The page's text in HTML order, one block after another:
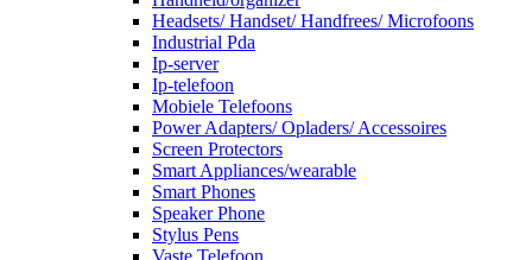
Headsets/ Handset/ Handfrees/ Microfoons
Industrial Pda
Ip-server
Ip-telefoon
Mobiele Telefoons
Power Adapters/ Opladers/ Accessoires
Screen Protectors
Smart Appliances/wearable
Smart Phones
Speaker Phone
Stylus Pens
Vaste Telefoon